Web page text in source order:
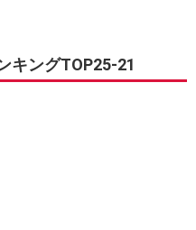
キングTOP25-21